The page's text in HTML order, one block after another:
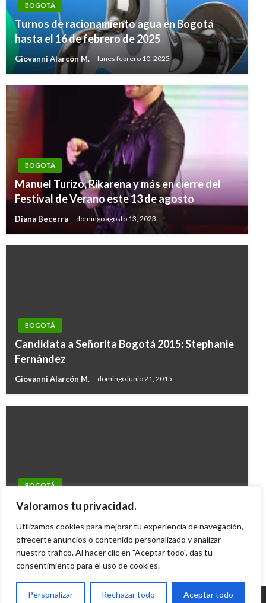
Valoramos tu privacidad.
Utilizamos cookies para mejorar tu experiencia de navegación,
ofrecerte anuncios o contenido personalizado y analizar
nuestro tráfico. Al hacer clic en "Aceptar todo", das tu
consentimiento para el uso de cookies.
Personalizar Rechazar todo Aceptar todo
BOGOTÁ
Turnos de racionamiento agua en Bogotá
hasta el 16 de febrero de 2025
Giovanni Alarcón M. lunes febrero 10, 2025
BOGOTÁ
Manuel Turizo, Rikarena y más en cierre del
Festival de Verano este 13 de agosto
Diana Becerra domingo agosto 13, 2023
BOGOTÁ
Candidata a Señorita Bogotá 2015: Stephanie
Fernández
Giovanni Alarcón M. domingo junio 21, 2015
BOGOTÁ
Arranca el proyecto de Vigilancia por
Iván Briceño lunes febrero 15, 2010